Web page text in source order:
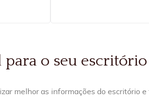
o seu escritório
melhor as informações do escritório